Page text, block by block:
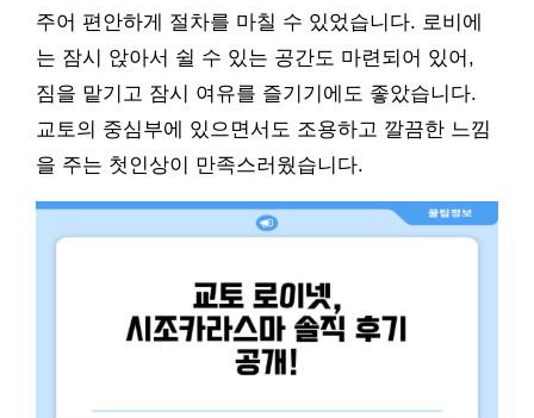
주어 편안하게 절차를 마칠 수 있었습니다. 로비에
는 잠시 앉아서 쉴 수 있는 공간도 마련되어 있어,
짐을 맡기고 잠시 여유를 즐기기에도 좋았습니다.
교토의 중심부에 있으면서도 조용하고 깔끔한 느낌
을 주는 첫인상이 만족스러웠습니다.